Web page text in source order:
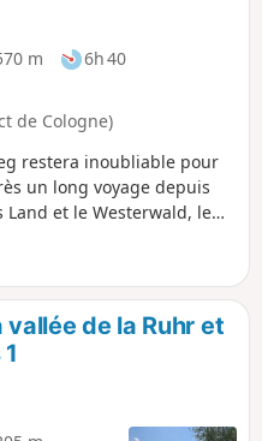
m
6h 40
de Cologne)
restera inoubliable pour
un long voyage depuis
Land et le Westerwald, le
de ses dernières
belles. On parcourt de
le Siebengebirge et
Pour finir, on
à travers la célèbre vallée
de la Ruhr et